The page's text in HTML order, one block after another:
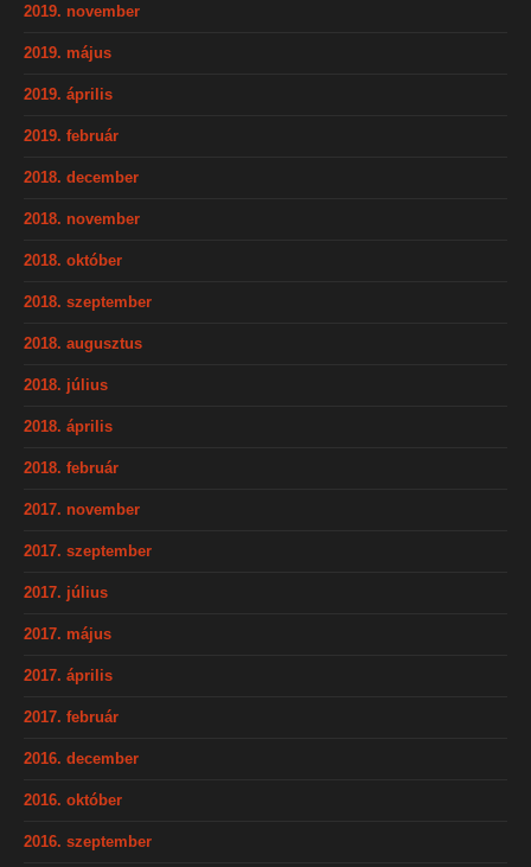
2019. november
2019. május
2019. április
2019. február
2018. december
2018. november
2018. október
2018. szeptember
2018. augusztus
2018. július
2018. április
2018. február
2017. november
2017. szeptember
2017. július
2017. május
2017. április
2017. február
2016. december
2016. október
2016. szeptember